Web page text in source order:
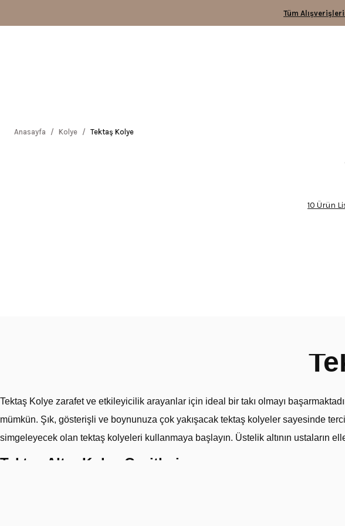
Tüm
Anasayfa Kolye Tektaş Kolye
10 Ürün
Tektaş Kolye zarafet ve etkileyicilik arayanlar için ideal bir takı olmayı
mümkün. Şık, gösterişli ve boynunuza çok yakışacak tektaş kolyeler sayesinde
simgeleyecek olan tektaş kolyeleri kullanmaya başlayın. Üstelik altının ustaların
Tektaş Altın Kolye Çeşitleri
Kolye serisinin en özel parçalarını barındıran tektaş altın kolyeler kadınlar için